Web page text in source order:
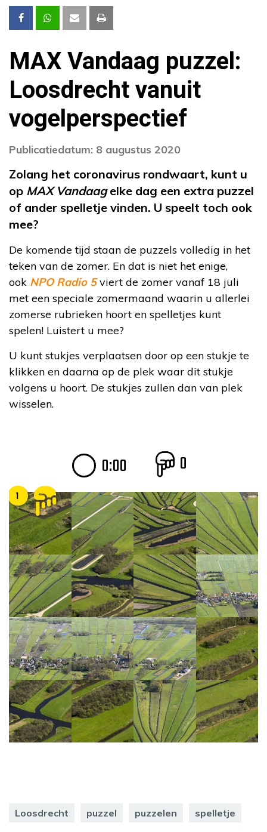
MAX Vandaag puzzel:
Loosdrecht vanuit
vogelperspectief
Publicatiedatum: 8 augustus 2020
Zolang het coronavirus rondwaart, kunt u
op MAX Vandaagelke dag een extra puzzel
of ander spelletje vinden. U speelt toch ook
mee?
De komende tijd staan de puzzels volledig in het
teken van de zomer. En dat is niet het enige,
ook NPO Radio 5viert de zomer vanaf 18 juli
met een speciale zomermaand waarin u allerlei
zomerse rubrieken hoort en spelletjes kunt
spelen! Luistert u mee?
U kunt stukjes verplaatsen door op een stukje te
klikken en daarna op de plek waar dit stukje
volgens u hoort. De stukjes zullen dan van plek
wisselen.
Loosdrecht puzzel puzzelen spelletje